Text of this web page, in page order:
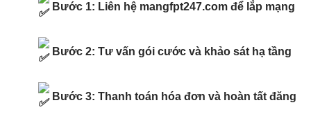
Bước 1: Liên hệ mangfpt247.com để lắp mạng
Bước 2: Tư vấn gói cước và khảo sát hạ tầng
Bước 3: Thanh toán hóa đơn và hoàn tất đăng